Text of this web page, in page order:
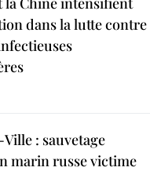
dans la lutte contre
: sauvetage
marin russe victime